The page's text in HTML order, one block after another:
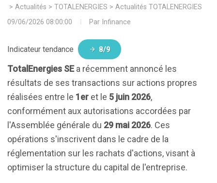
> Actualités > TOTALENERGIES > Actualités TOTALENERGIES
09/06/2026 08:00:00
Par Infinance
Indicateur tendance 8/9
TotalEnergies SEa récemment annoncé les
résultats de ses transactions sur actions propres
réalisées entre le 1er et le 5 juin 2026,
conformément aux autorisations accordées par
l'Assemblée générale du 29 mai 2026. Ces
opérations s'inscrivent dans le cadre de la
réglementation sur les rachats d'actions, visant à
optimiser la structure du capital de l'entreprise.